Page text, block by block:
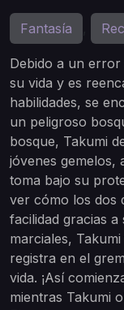
Fantasía
Debido a un error
su vida y es
habilidades, se
un peligroso
bosque, Takumi
jóvenes gemelos,
toma bajo su
ver cómo los dos
facilidad gracias a
marciales,
registra en el
vida. ¡Así
mientras Takumi